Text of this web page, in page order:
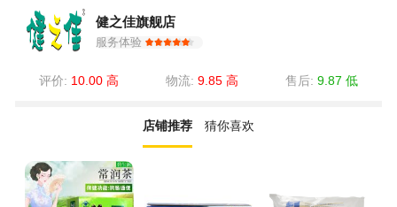
健之佳旗舰店
服务体验
评价: 10.00 高 物流: 9.85 高 售后:9.87 低
店铺推荐 猜你喜欢